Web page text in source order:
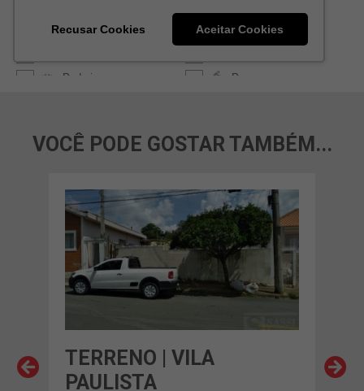
VOCÊ PODE GOSTAR TAMBÉM...
TERRENO | VILA
PAULISTA